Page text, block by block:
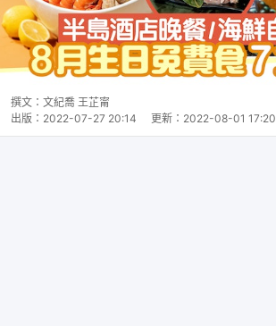
撰文： 文紀喬 王芷甯
出版： 2022-07-27 20:14 更新： 2022-08-01 17:20